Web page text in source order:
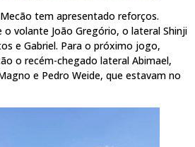
tem apresentado reforços.
volante João Gregório, o lateral Shinji
e Gabriel. Para o próximo jogo,
o recém-chegado lateral Abimael,
e Pedro Weide, que estavam no